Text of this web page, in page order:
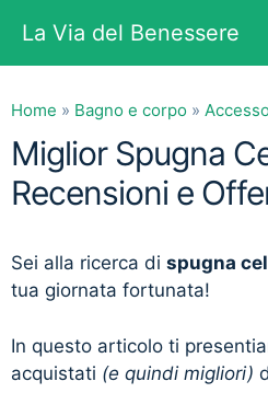
contenuto
La Via del Benessere
Home » Bagno e corpo »
Miglior Spugna
Recensioni e
Sei alla ricerca di spugna
tua giornata fortunata!
In questo articolo ti
acquistati (e quindi migliori)